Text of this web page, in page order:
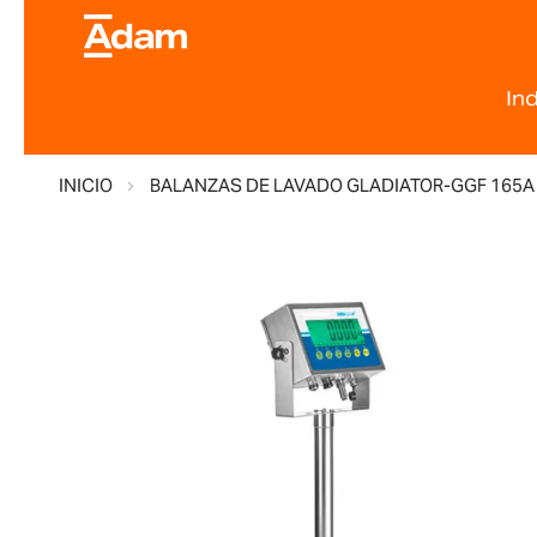
INICIO BALANZAS DE LAVADO GLADIATOR-GGF 165A